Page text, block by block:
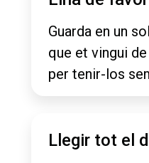
Guarda en un
que et vingui
per tenir-los
Llegir tot el